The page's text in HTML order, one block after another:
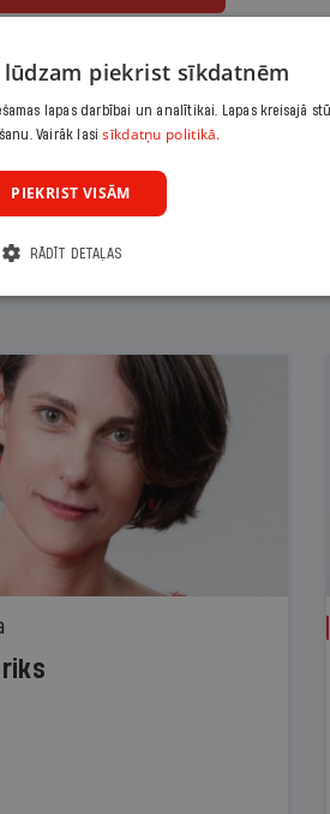
piekrist sīkdatnēm
lapas darbībai un analītikai. Lapas kreisajā
Vairāk lasisīkdatņu politikā.
PIEKRIST VISĀM
RĀDĪT DETAĻAS